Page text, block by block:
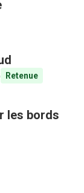
Retenue
les bords